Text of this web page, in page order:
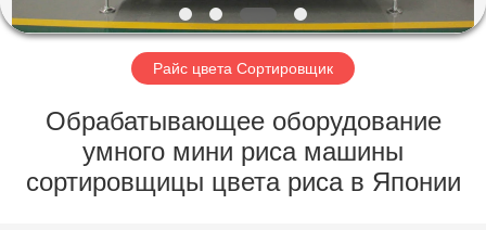
ПУТЕШЕСТВИЕ
ФАБРИКИ
ПРОВЕРКА
КАЧЕСТВА
Райс цвета Сортировщик
Обрабатывающее оборудование
умного мини риса машины
сортировщицы цвета риса в Японии